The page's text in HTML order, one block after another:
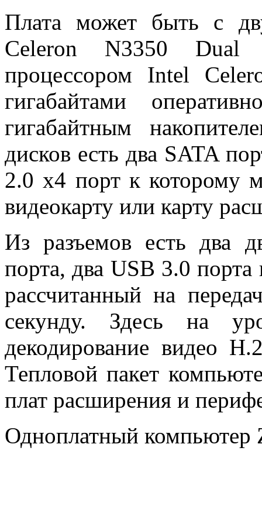
Плата может быть с
Celeron N3350 Dual
процессором Intel
гигабайтами
гигабайтным
дисков есть два SATA
2.0 х4 порт к которому
видеокарту или карту
Из разъемов есть два
порта, два USB 3.0
рассчитанный на
секунду. Здесь на
декодирование видео
Тепловой пакет
плат расширения и
Одноплатный компьютер